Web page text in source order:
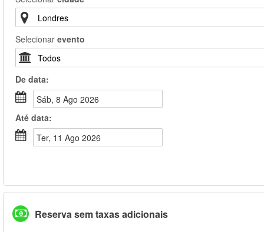
Selecionar evento
De data:
Sáb, 8 Ago 2026
Até data:
Ter, 11 Ago 2026
Reserva sem taxas adicionais